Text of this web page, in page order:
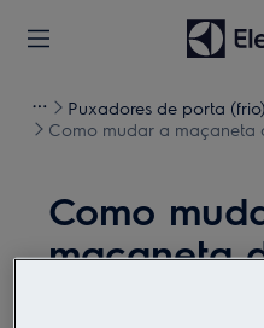
Puxadores de porta (frio)
Como mudar a maçaneta
Como
maçaneta